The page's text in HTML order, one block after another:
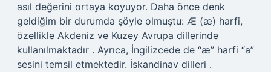
asıl değerini ortaya koyuyor. Daha önce denk
geldiğim bir durumda şöyle olmuştu: Æ (æ) harfi,
özellikle Akdeniz ve Kuzey Avrupa dillerinde
kullanılmaktadır . Ayrıca, İngilizcede de “æ” harfi “a”
sesini temsil etmektedir. İskandinav dilleri .